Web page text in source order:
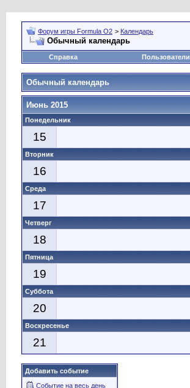
Форум игры Formula O2 > Календарь
Обычный календарь
Справка Пользователи
Обычный календарь
Июнь 2015
Понедельник
15
Вторник
16
Среда
17
Четверг
18
Пятница
19
Суббота
20
Воскресенье
21
Добавить событие
Событие на весь день